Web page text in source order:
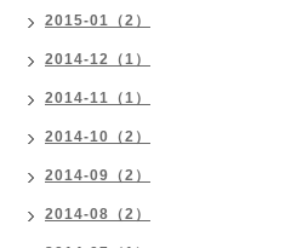
2015-01（2）
2014-12（1）
2014-11（1）
2014-10（2）
2014-09（2）
2014-08（2）